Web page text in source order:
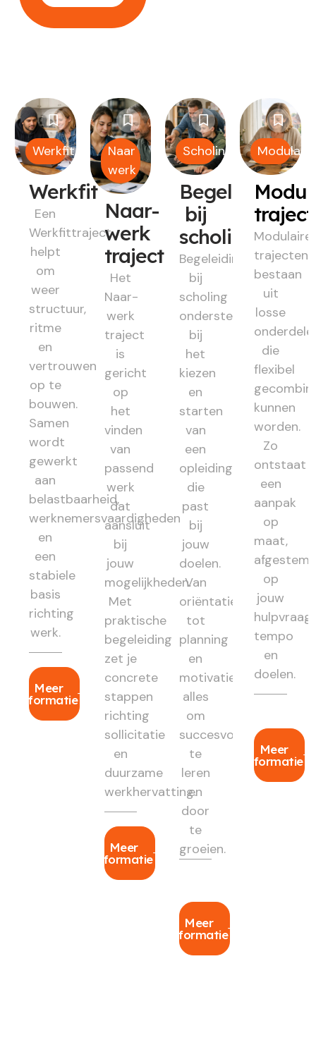
Werkfit
Werkfit
Een
Werkfittraject
helpt
om
weer
structuur,
ritme
en
vertrouwen
op te
bouwen.
Samen
wordt
gewerkt
aan
belastbaarheid,
werknemersvaardigheden
en
een
stabiele
basis
richting
werk.
Meer
informatie
Naar
werk
Naar-
werk
traject
Het
Naar-
werk
traject
is
gericht
op
het
vinden
van
passend
werk
dat
aansluit
bij
jouw
mogelijkheden.
Met
praktische
begeleiding
zet je
concrete
stappen
richting
sollicitatie
en
duurzame
werkhervatting.
Meer
informatie
Scholing
Begeleiding
bij
scholing
Begeleiding
bij
scholing
ondersteunt
bij
het
kiezen
en
starten
van
een
opleiding
die
past
bij
jouw
doelen.
Van
oriëntatie
tot
planning
en
motivatie:
alles
om
succesvol
te
leren
en
door
te
groeien.
Meer
informatie
Modulair
Modulaire
trajecten
bestaan
uit
losse
die
flexibel
kunnen
worden.
Zo
ontstaat
een
aanpak
op
maat,
op
jouw
hulpvraag,
tempo
en
doelen.
Meer
informatie